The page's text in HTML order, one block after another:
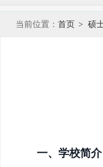
当前位置： 首页 > 硕
一、 学校简介